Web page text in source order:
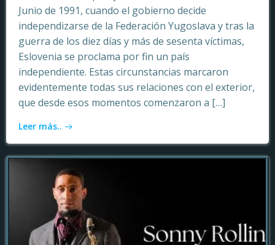
Junio de 1991, cuando el gobierno decide
independizarse de la Federación Yugoslava y tras la
guerra de los diez días y más de sesenta víctimas,
Eslovenia se proclama por fin un país
independiente. Estas circunstancias marcaron
evidentemente todas sus relaciones con el exterior,
que desde esos momentos comenzaron a […]
Leer más..